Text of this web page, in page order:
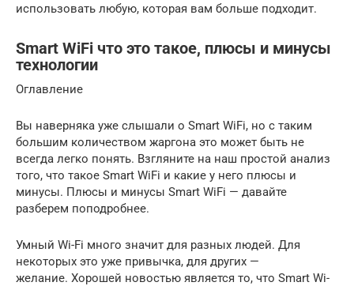
использовать любую, которая вам больше подходит.
Smart WiFi что это такое, плюсы и минусы
технологии
Оглавление
Вы наверняка уже слышали о Smart WiFi, но с таким
большим количеством жаргона это может быть не
всегда легко понять. Взгляните на наш простой анализ
того, что такое Smart WiFi и какие у него плюсы и
минусы. Плюсы и минусы Smart WiFi — давайте
разберем поподробнее.
Умный Wi-Fi много значит для разных людей. Для
некоторых это уже привычка, для других —
желание. Хорошей новостью является то, что Smart Wi-